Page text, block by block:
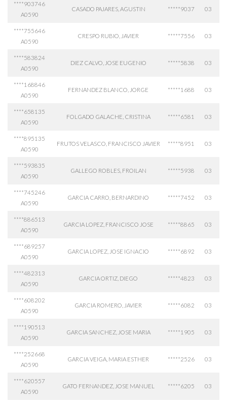
****903746
A0590
CASADO PAJARES, AGUSTIN *****9037 03
****755646
A0590
CRESPO RUBIO, JAVIER *****7556 03
****583824
A0590
DIEZ CALVO, JOSE EUGENIO *****5838 03
****168846
A0590
FERNANDEZ BLANCO, JORGE *****1688 03
****658135
A0590
FOLGADO GALACHE, CRISTINA *****6581 03
****895135
A0590
FRUTOS VELASCO, FRANCISCO JAVIER *****8951 03
****593835
A0590
GALLEGO ROBLES, FROILAN *****5938 03
****745246
A0590
GARCIA CARRO, BERNARDINO *****7452 03
****886513
A0590
GARCIA LOPEZ, FRANCISCO JOSE *****8865 03
****689257
A0590
GARCIA LOPEZ, JOSE IGNACIO *****6892 03
****482313
A0590
GARCIA ORTIZ, DIEGO *****4823 03
****608202
A0590
GARCIA ROMERO, JAVIER *****6082 03
****190513
A0590
GARCIA SANCHEZ, JOSE MARIA *****1905 03
****252668
A0590
GARCIA VEIGA, MARIA ESTHER *****2526 03
****620557
A0590
GATO FERNANDEZ, JOSE MANUEL *****6205 03